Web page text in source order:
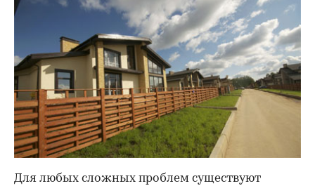
Для любых сложных проблем существуют